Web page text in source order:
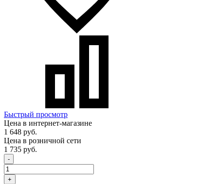
Быстрый просмотр
Цена в интернет-магазине
1 648 руб.
Цена в розничной сети
1 735 руб.
-
+